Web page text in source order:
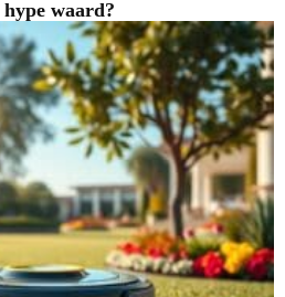
waard?